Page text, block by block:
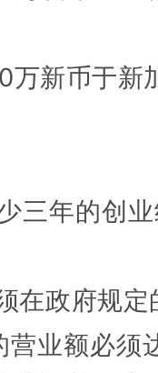
万新币于新
三年的创
在政府规
业额必须